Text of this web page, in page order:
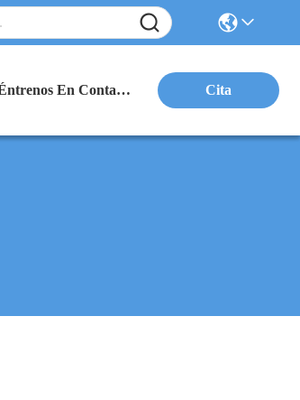
Éntrenos En Contacto Con Cita